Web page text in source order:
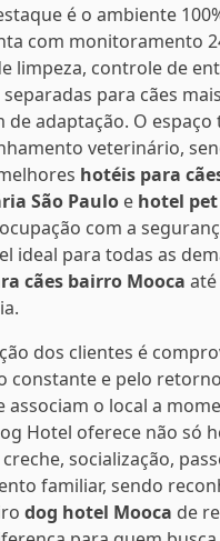
é o ambiente
com monitoramento
limpeza, controle de
separadas para cães
de adaptação. O
veterinário,
hotéis para
São Paulo e hotel pet
com a
ideal para todas as
cães bairro Mooca
dos clientes é
constante e pelo
associam o local a
Hotel oferece não só
socialização,
familiar, sendo
dog hotel Mooca de